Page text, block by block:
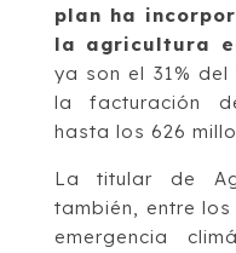
plan ha
la agricultura
ya son el 31%
la facturación
hasta los 626
La titular de
también, entre
emergencia